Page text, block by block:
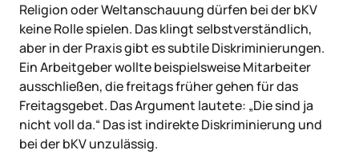
Religion oder Weltanschauung dürfen bei der bKV
keine Rolle spielen. Das klingt selbstverständlich,
aber in der Praxis gibt es subtile Diskriminierungen.
Ein Arbeitgeber wollte beispielsweise Mitarbeiter
ausschließen, die freitags früher gehen für das
Freitagsgebet. Das Argument lautete: „Die sind ja
nicht voll da.“ Das ist indirekte Diskriminierung und
bei der bKV unzulässig.